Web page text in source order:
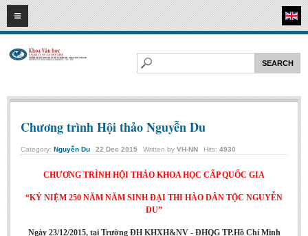
08 2026
HOME
Faculty of Literature
Department of Foreign Literatures and Comparative Literature
Department of Sinology-Nom Studies
Chương trình Hội thảo Nguyễn Du
Category: Nguyễn Du 22 Dec 2015 Written by VH-NN Hits: 4930
CHƯƠNG TRÌNH HỘI THẢO KHOA HỌC CẤP QUỐC GIA
“KỶ NIỆM 250 NĂM NĂM SINH ĐẠI THI HÀO DÂN TỘC NGUYỄN
DU”
Ngày 23/12/2015, tại Trường ĐH KHXH&NV - ĐHQG TP.Hồ Chí Minh